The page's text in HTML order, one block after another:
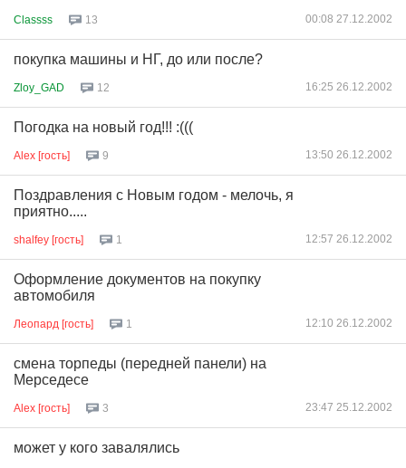
Classss 13 00:08 27.12.2002
покупка машины и НГ, до или после?
Zloy_GAD 12 16:25 26.12.2002
Погодка на новый год!!! :(((
Alex [гость] 9 13:50 26.12.2002
Поздравления с Новым годом - мелочь, я
приятно.....
shalfey [гость] 1 12:57 26.12.2002
Оформление документов на покупку
автомобиля
Леопард [гость] 1 12:10 26.12.2002
смена торпеды (передней панели) на
Мерседесе
Alex [гость] 3 23:47 25.12.2002
может у кого завалялись